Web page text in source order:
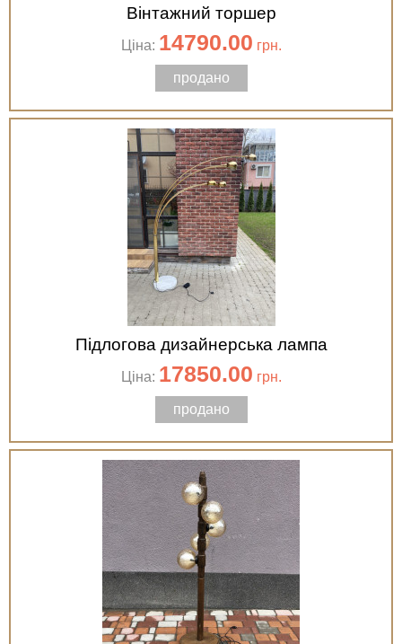
Вінтажний торшер
Ціна: 14790.00 грн.
продано
Підлогова дизайнерська лампа
Ціна: 17850.00 грн.
продано